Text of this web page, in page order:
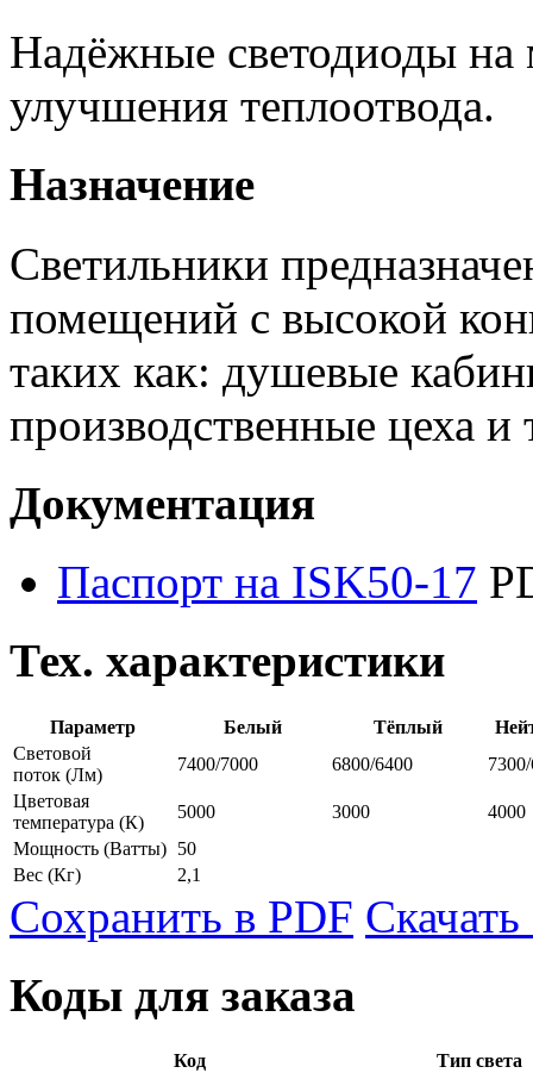
Надёжные светодиоды на
улучшения теплоотвода.
Назначение
Светильники
помещений с высокой
таких как: душевые
производственные цеха и
Документация
Паспорт на ISK50-17
Тех. характеристики
Параметр Белый Тёплый
Световой
поток (Лм)
7400/7000 6800/6400
Цветовая
температура (К)
5000 3000
4000
Мощность (Ватты) 50
Вес (Кг) 2,1
Сохранить в PDF
Коды для заказа
Код
Тип света